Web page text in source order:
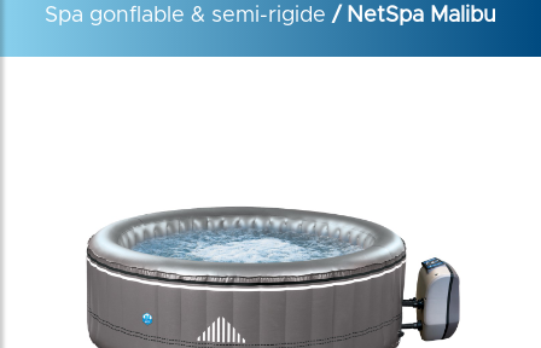
Spa gonflable & semi-rigide / NetSpa Malibu